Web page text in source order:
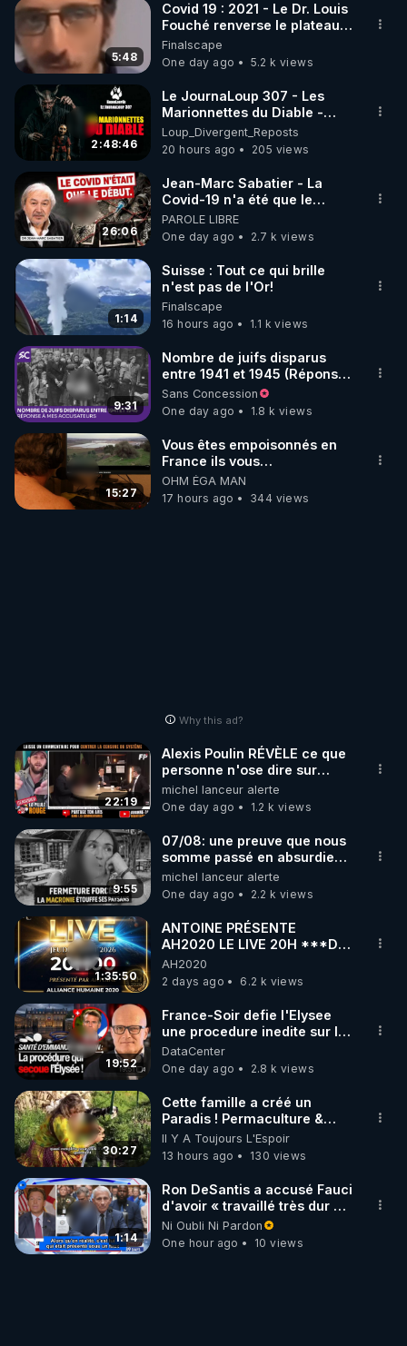
5:48
Covid 19 : 2021 - Le Dr. Louis
Fouché renverse le plateau
de CNews !
Finalscape
One day ago
5.2 k views
2:48:46
Le JournaLoup 307 - Les
Marionnettes du Diable -
Loup Divergent 2026.08.07
Loup_Divergent_Reposts
20 hours ago
205 views
26:06
Jean-Marc Sabatier - La
Covid-19 n'a été que le
début - L'ARNm & l'ARNm-aa
jusqu où auront-t-il ?
PAROLE LIBRE
One day ago
2.7 k views
1:14
Suisse : Tout ce qui brille
n'est pas de l'Or!
Finalscape
16 hours ago
1.1 k views
9:31
Nombre de juifs disparus
entre 1941 et 1945 (Réponse
à mes accusateurs)
Sans Concession
One day ago
1.8 k views
15:27
Vous êtes empoisonnés en
France ils vous
empoisonnent tranquille
OHM ÉGA MAN
17 hours ago
344 views
Why this ad?
22:19
Alexis Poulin RÉVÈLE ce que
personne n'ose dire sur
l'Union européenne (C'est
explosif)
michel lanceur alerte
One day ago
1.2 k views
9:55
07/08: une preuve que nous
somme passé en absurdie
une dictature qui veut faire
taire ses opposant !
michel lanceur alerte
One day ago
2.2 k views
1:35:50
ANTOINE PRÉSENTE
AH2020 LE LIVE 20H ***DU
06/08/2026***
AH2020
2 days ago
6.2 k views
19:52
France-Soir defie l'Elysee
une procedure inedite sur la
sante du president - Nexus
DataCenter
One day ago
2.8 k views
30:27
Cette famille a créé un
Paradis ! Permaculture &
Autonomie
Il Y A Toujours L'Espoir
13 hours ago
130 views
1:14
Ron DeSantis a accusé Fauci
d'avoir « travaillé très dur »
pour de longues fermetures
d'écoles
Ni Oubli Ni Pardon
One hour ago
10 views